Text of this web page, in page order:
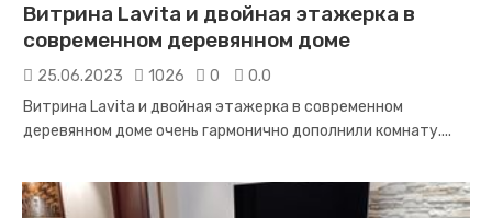
Витрина Lavita и двойная этажерка в
современном деревянном доме
25.06.2023 1026 0
0.0
Витрина Lavita и двойная этажерка в современном
деревянном доме очень гармонично дополнили комнату....